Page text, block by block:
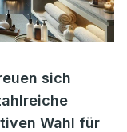
sich
Wahl für